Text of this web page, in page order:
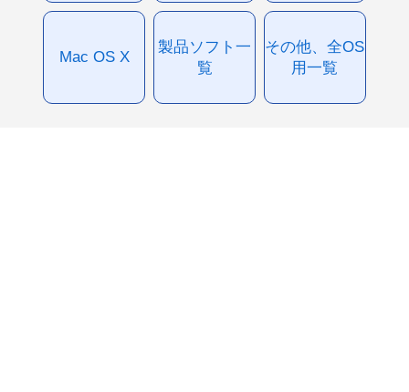
Mac OS X
製品ソフト一
覧
その他、全OS
用一覧